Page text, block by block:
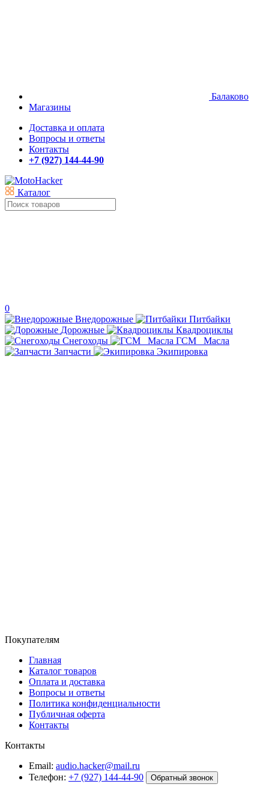
Балаково
Магазины
Доставка и оплата
Вопросы и ответы
Контакты
+7 (927) 144-44-90
Каталог
0
Внедорожные
Питбайки
Дорожные
Квадроциклы
Снегоходы
ГСМ _Масла
Запчасти
Экипировка
Покупателям
Главная
Каталог товаров
Оплата и доставка
Вопросы и ответы
Политика конфиденциальности
Публичная оферта
Контакты
Контакты
Email: audio.hacker@mail.ru
Телефон: +7 (927) 144-44-90 Обратный звонок